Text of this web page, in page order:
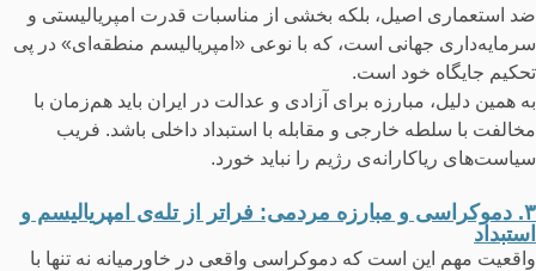
ضد استعماری اصیل، بلکه بخشی از مناسبات قدرت امپریالیستی و
سرمایه‌داری جهانی است، که با نوعی «امپریالیسم منطقه‌ای» در پی
تحکیم جایگاه خود است.
به همین دلیل، مبارزه برای آزادی و عدالت در ایران باید هم‌زمان با
مخالفت با سلطه خارجی و مقابله با استبداد داخلی باشد. فریب
سیاست‌های ریاکارانه‌ی رژیم را نباید خورد.
۳. دموکراسی و مبارزه مردمی: فراتر از تله‌ی امپریالیسم و
استبداد
واقعیت مهم این است که دموکراسی واقعی در خاورمیانه نه تنها با